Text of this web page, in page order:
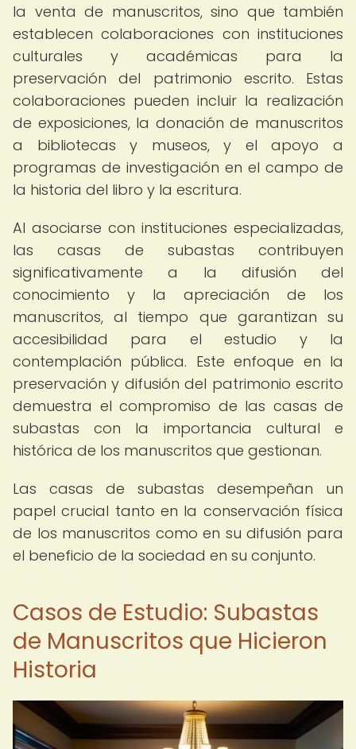
la venta de manuscritos, sino que también
establecen colaboraciones con instituciones
culturales y académicas para la
preservación del patrimonio escrito. Estas
colaboraciones pueden incluir la realización
de exposiciones, la donación de manuscritos
a bibliotecas y museos, y el apoyo a
programas de investigación en el campo de
la historia del libro y la escritura.
Al asociarse con instituciones especializadas,
las casas de subastas contribuyen
significativamente a la difusión del
conocimiento y la apreciación de los
manuscritos, al tiempo que garantizan su
accesibilidad para el estudio y la
contemplación pública. Este enfoque en la
preservación y difusión del patrimonio escrito
demuestra el compromiso de las casas de
subastas con la importancia cultural e
histórica de los manuscritos que gestionan.
Las casas de subastas desempeñan un
papel crucial tanto en la conservación física
de los manuscritos como en su difusión para
el beneficio de la sociedad en su conjunto.
Casos de Estudio: Subastas
de Manuscritos que Hicieron
Historia